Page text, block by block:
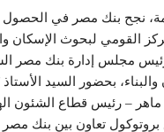
نجح بنك مصر في الحصول
القومي لبحوث الإسكان
مجلس إدارة بنك مصر
بحضور السيد
– رئيس قطاع الشئون
تعاون بين بنك